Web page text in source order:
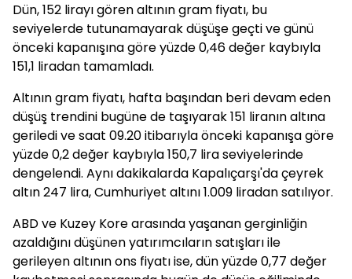
Dün, 152 lirayı gören altının gram fiyatı, bu
seviyelerde tutunamayarak düşüşe geçti ve günü
önceki kapanışına göre yüzde 0,46 değer kaybıyla
151,1 liradan tamamladı.
Altının gram fiyatı, hafta başından beri devam eden
düşüş trendini bugüne de taşıyarak 151 liranın altına
geriledi ve saat 09.20 itibarıyla önceki kapanışa göre
yüzde 0,2 değer kaybıyla 150,7 lira seviyelerinde
dengelendi. Aynı dakikalarda Kapalıçarşı'da çeyrek
altın 247 lira, Cumhuriyet altını 1.009 liradan satılıyor.
ABD ve Kuzey Kore arasında yaşanan gerginliğin
azaldığını düşünen yatırımcıların satışları ile
gerileyen altının ons fiyatı ise, dün yüzde 0,77 değer